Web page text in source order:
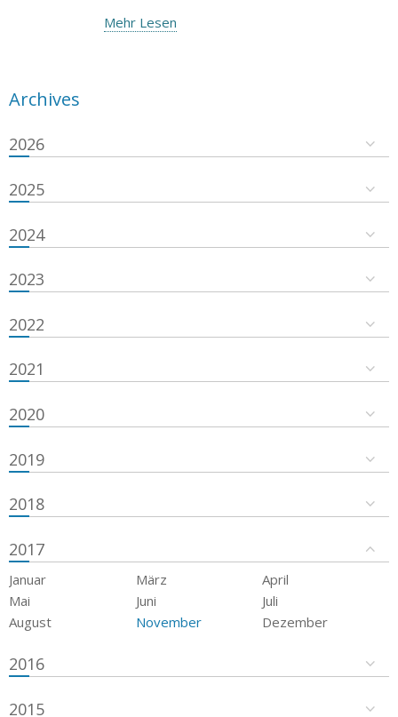
Mehr Lesen
Archives
2026
2025
2024
2023
2022
2021
2020
2019
2018
2017
Januar März
April
Mai
Juni
Juli
August
November Dezember
2016
2015